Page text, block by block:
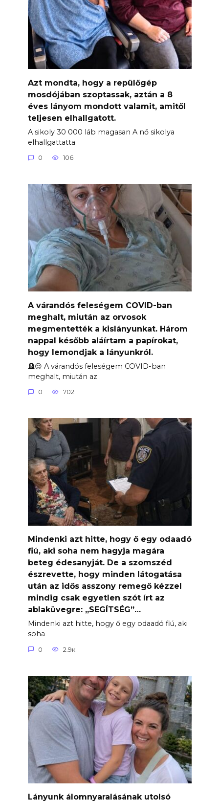
Azt mondta, hogy a repülőgép
mosdójában szoptassak, aztán a 8
éves lányom mondott valamit, amitől
teljesen elhallgatott.
A sikoly 30 000 láb magasan A nő sikolya
elhallgattatta
0 106
A várandós feleségem COVID-ban
meghalt, miután az orvosok
megmentették a kislányunkat. Három
nappal később aláírtam a papírokat,
hogy lemondjak a lányunkról.
🪦😔 A várandós feleségem COVID-ban
meghalt, miután az
0 702
Mindenki azt hitte, hogy ő egy odaadó
fiú, aki soha nem hagyja magára
beteg édesanyját. De a szomszéd
észrevette, hogy minden látogatása
után az idős asszony remegő kézzel
mindig csak egyetlen szót írt az
ablaküvegre: „SEGÍTSÉG”…
Mindenki azt hitte, hogy ő egy odaadó fiú, aki
soha
0 2.9к.
Lányunk álomnyaralásának utolsó